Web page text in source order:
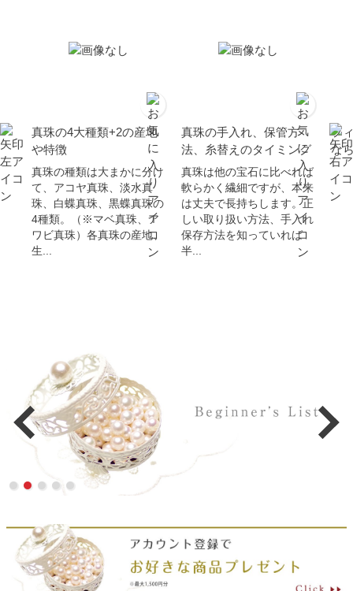
真珠の4大種類+2の産地
や特徴
真珠の種類は大まかに分け
て、アコヤ真珠、淡水真
珠、白蝶真珠、黒蝶真珠の
4種類。（※マベ真珠、ア
ワビ真珠）各真珠の産地、
生...
真珠の手入れ、保管方
法、糸替えのタイミング
真珠は他の宝石に比べれば
軟らかく繊細ですが、本来
は丈夫で長持ちします。正
しい取り扱い方法、手入れ
保存方法を知っていれば
半...
フ
な